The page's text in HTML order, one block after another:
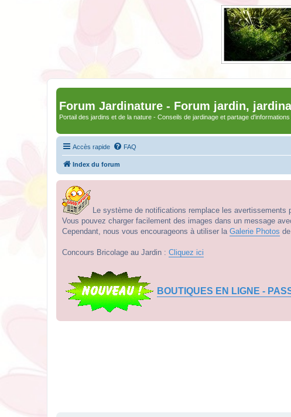
Forum Jardinature - Forum jardin,
Portail des jardins et de la nature - Conseils de jardinage et partage d'informations
Accès rapide FAQ
Index du forum
Le système de notifications remplace les avertissements
Vous pouvez charger facilement des images dans un message
Cependant, nous vous encourageons à utiliser la Galerie Photos
Concours Bricolage au Jardin : Cliquez ici
BOUTIQUES EN LIGNE -